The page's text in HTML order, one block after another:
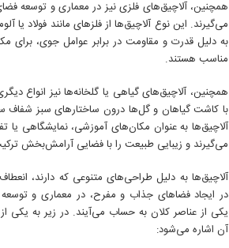
همچنین، آلاچیق‌های فلزی نیز در معماری و توسعه
می‌گیرند. این نوع آلاچیق‌ها از فلزهای مانند فولاد یا
به دلیل قدرت و مقاومت در برابر عوامل جوی، برای
مناسب هستند.
همچنین، آلاچیق‌های گیاهی یا گلخانه‌ها نیز انواع
با کاشت گیاهان و گل‌ها درون ساختارهای سبز شفاف
آلاچیق‌ها به عنوان مکان‌های آموزشی، نمایشگاهی یا
می‌گیرند و زیبایی طبیعت را با فضایی آرامش‌بخش
آلاچیق‌ها به دلیل طراحی‌های متنوعی که دارند،
در ایجاد فضاهای جذاب و مفرح، در معماری و
یکی از عناصر کلان به حساب می‌آیند. در زیر به یکی از
آن اشاره می‌شود: